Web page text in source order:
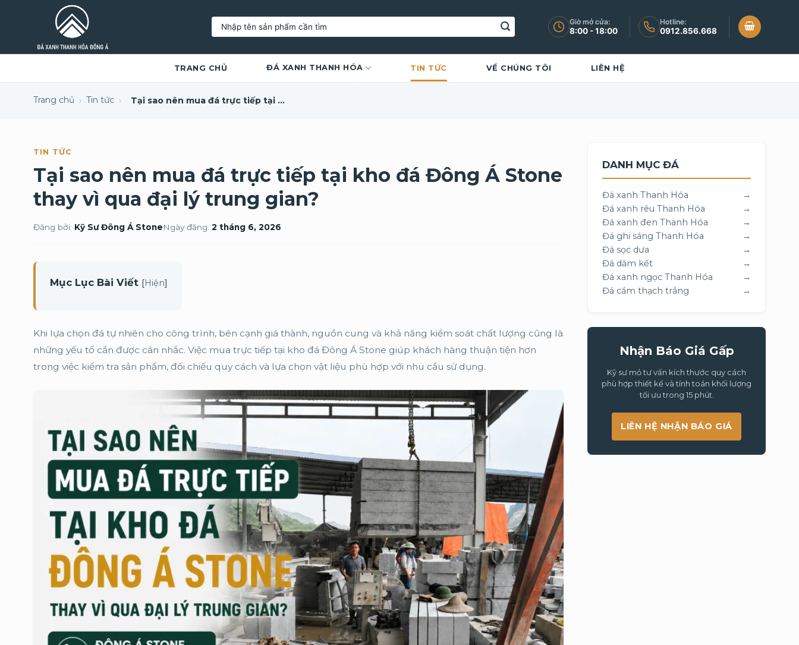
Tìm
kiếm:
Giờ mở cửa:
8:00 - 18:00
Hotline:
0912.856.668
TRANG CHỦ ĐÁ XANH THANH HÓA TIN TỨC VỀ CHÚNG TÔI LIÊN HỆ
Trang chủ › Tin tức › Tại sao nên mua đá trực tiếp tại kho đá Đông Á Stone thay vì qua đại lý trung gian?
TIN TỨC
Tại sao nên mua đá trực tiếp tại kho đá Đông Á Stone
thay vì qua đại lý trung gian?
Đăng bởi: Kỹ Sư Đông Á StoneNgày đăng: 2 tháng 6, 2026
Mục Lục Bài Viết [Hiện]
Khi lựa chọn đá tự nhiên cho công trình, bên cạnh giá thành, nguồn cung và khả năng kiểm soát chất lượng cũng là
những yếu tố cần được cân nhắc. Việc mua trực tiếp tại kho đá Đông Á Stone giúp khách hàng thuận tiện hơn
trong việc kiểm tra sản phẩm, đối chiếu quy cách và lựa chọn vật liệu phù hợp với nhu cầu sử dụng.
DANH MỤC ĐÁ
Đá xanh Thanh Hóa
→
Đá xanh rêu Thanh Hóa
→
Đá xanh đen Thanh Hóa
→
Đá ghi sáng Thanh Hóa
→
Đá sọc dưa
→
Đá dăm kết
→
Đá xanh ngọc Thanh Hóa
→
Đá cẩm thạch trắng
→
Nhận Báo Giá Gấp
Kỹ sư mỏ tư vấn kích thước quy cách
phù hợp thiết kế và tính toán khối lượng
tối ưu trong 15 phút.
LIÊN HỆ NHẬN BÁO GIÁ